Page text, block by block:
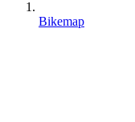
Bikemap